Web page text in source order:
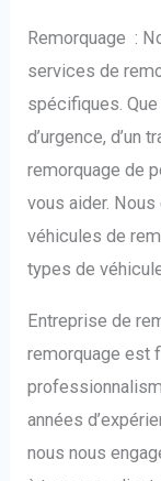
Remorquage :
services de
spécifiques.
d’urgence, d’un
remorquage de
vous aider. Nous
véhicules de
types de
Entreprise de
remorquage est
années
nous nous